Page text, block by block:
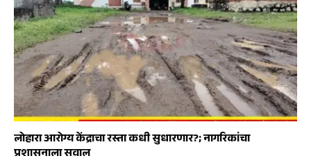
लोहारा आरोग्य केंद्राचा रस्ता कधी सुधारणार?; नागरिकांचा
प्रशासनाला सवाल